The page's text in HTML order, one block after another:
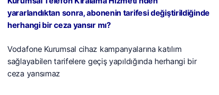
yararlandıktan sonra, abonenin tarifesi değiştirildiğinde
herhangi bir ceza yansır mı?
Vodafone Kurumsal cihaz kampanyalarına katılım
sağlayabilen tarifelere geçiş yapıldığında herhangi bir
ceza yansımaz